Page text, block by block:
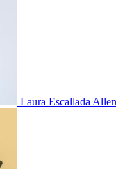
Laura Escallada